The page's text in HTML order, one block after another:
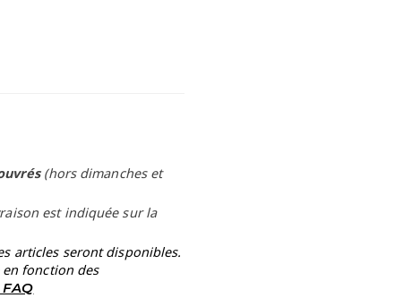
(hors dimanches et
est indiquée sur la
articles seront disponibles.
fonction des